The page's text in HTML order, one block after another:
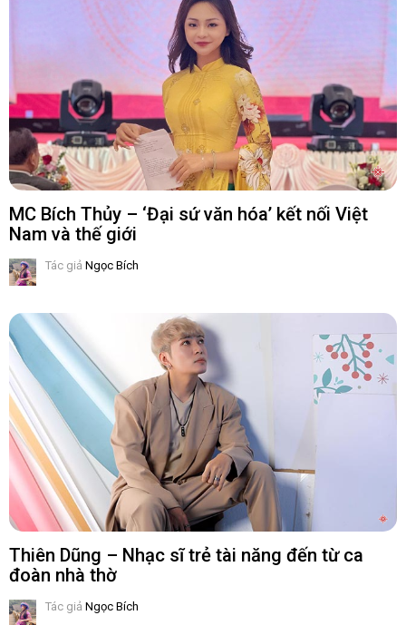
MC Bích Thủy – ‘Đại sứ văn hóa’ kết nối Việt
Nam và thế giới
Tác giả Ngọc Bích
Thiên Dũng – Nhạc sĩ trẻ tài năng đến từ ca
đoàn nhà thờ
Tác giả Ngọc Bích